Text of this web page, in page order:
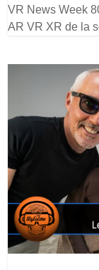
VR News Week
AR VR XR de la